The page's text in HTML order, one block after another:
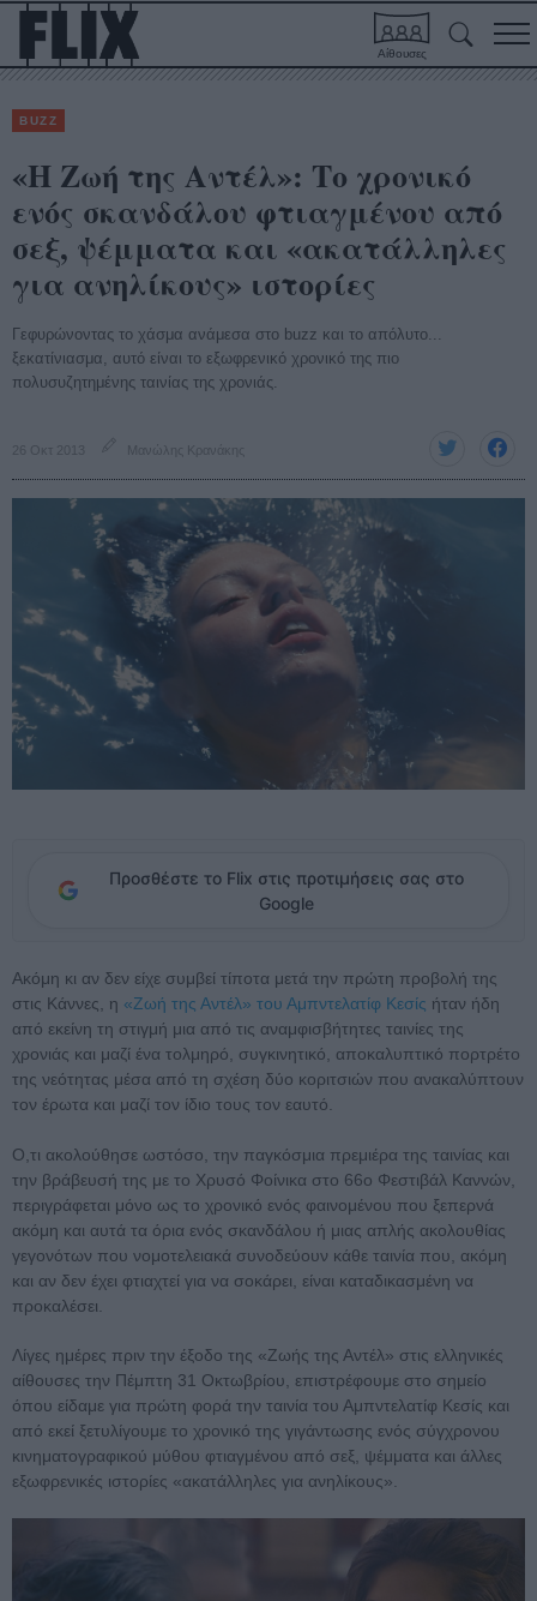
Αίθουσες
BUZZ
«Η Ζωή της Αντέλ»: Το χρονικό
ενός σκανδάλου φτιαγμένου από
σεξ, ψέμματα και «ακατάλληλες
για ανηλίκους» ιστορίες
Γεφυρώνοντας το χάσμα ανάμεσα στο buzz και το απόλυτο...
ξεκατίνιασμα, αυτό είναι το εξωφρενικό χρονικό της πιο
πολυσυζητημένης ταινίας της χρονιάς.
26 Οκτ 2013 Μανώλης Κρανάκης
Προσθέστε το Flix στις προτιμήσεις σας στο
Google
Ακόμη κι αν δεν είχε συμβεί τίποτα μετά την πρώτη προβολή της
στις Κάννες, η «Ζωή της Αντέλ» του Αμπντελατίφ Κεσίς ήταν ήδη
από εκείνη τη στιγμή μια από τις αναμφισβήτητες ταινίες της
χρονιάς και μαζί ένα τολμηρό, συγκινητικό, αποκαλυπτικό πορτρέτο
της νεότητας μέσα από τη σχέση δύο κοριτσιών που ανακαλύπτουν
τον έρωτα και μαζί τον ίδιο τους τον εαυτό.
Ο,τι ακολούθησε ωστόσο, την παγκόσμια πρεμιέρα της ταινίας και
την βράβευσή της με το Χρυσό Φοίνικα στο 66o Φεστιβάλ Καννών,
περιγράφεται μόνο ως το χρονικό ενός φαινομένου που ξεπερνά
ακόμη και αυτά τα όρια ενός σκανδάλου ή μιας απλής ακολουθίας
γεγονότων που νομοτελειακά συνοδεύουν κάθε ταινία που, ακόμη
και αν δεν έχει φτιαχτεί για να σοκάρει, είναι καταδικασμένη να
προκαλέσει.
Λίγες ημέρες πριν την έξοδο της «Ζωής της Αντέλ» στις ελληνικές
αίθουσες την Πέμπτη 31 Οκτωβρίου, επιστρέφουμε στο σημείο
όπου είδαμε για πρώτη φορά την ταινία του Αμπντελατίφ Κεσίς και
από εκεί ξετυλίγουμε το χρονικό της γιγάντωσης ενός σύγχρονου
κινηματογραφικού μύθου φτιαγμένου από σεξ, ψέμματα και άλλες
εξωφρενικές ιστορίες «ακατάλληλες για ανηλίκους».